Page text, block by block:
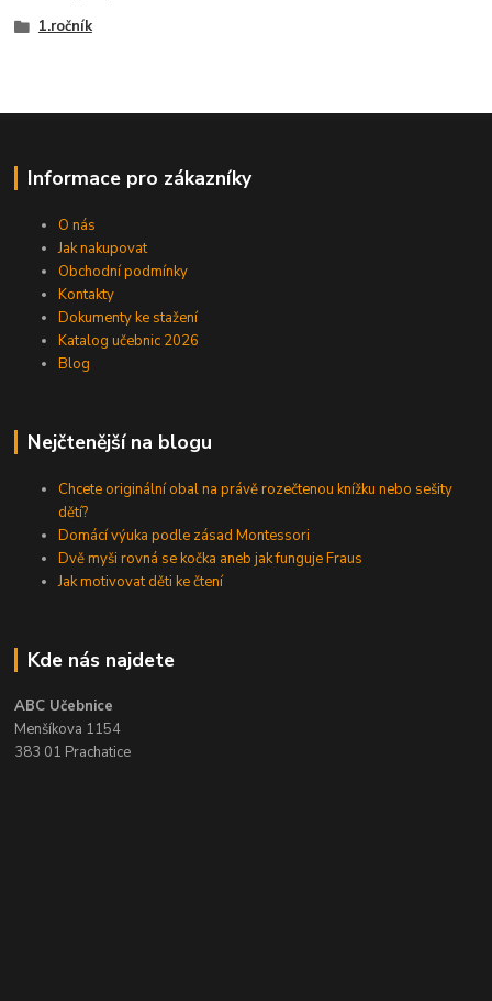
1.ročník
Informace pro zákazníky
O nás
Jak nakupovat
Obchodní podmínky
Kontakty
Dokumenty ke stažení
Katalog učebnic 2026
Blog
Nejčtenější na blogu
Chcete originální obal na právě rozečtenou knížku nebo sešity
dětí?
Domácí výuka podle zásad Montessori
Dvě myši rovná se kočka aneb jak funguje Fraus
Jak motivovat děti ke čtení
Kde nás najdete
ABC Učebnice
Menšíkova 1154
383 01 Prachatice